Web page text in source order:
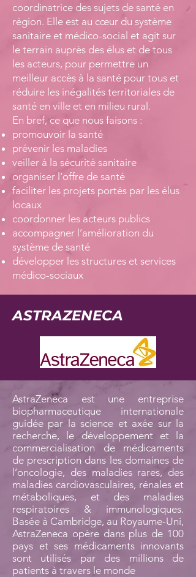
coordinatrice des sujets de santé en
région. Elle est au cœur du système
sanitaire et médico-social et agit sur
le terrain auprès des élus et de tous
les acteurs, pour permettre un
meilleur accès à la santé pour tous et
réduire les inégalités territoriales de
santé en ville et en milieu rural.
En bref, ce que nous faisons :
promouvoir la santé
prévenir les maladies
veiller à la sécurité sanitaire
organiser l’offre de santé
faciliter les projets portés par les élus
locaux
coordonner les acteurs publics
accompagner l’amélioration du
système de santé
développer les structures et services
médico-sociaux
ASTRAZENECA
AstraZeneca est une entreprise
biopharmaceutique internationale
guidée par la science et axée sur la
recherche, le développement et la
commercialisation de médicaments
de prescription dans les domaines de
l’oncologie, des maladies rares, des
maladies cardiovasculaires, rénales et
métaboliques, et des maladies
respiratoires & immunologiques.
Basée à Cambridge, au Royaume-Uni,
AstraZeneca opère dans plus de 100
pays et ses médicaments innovants
sont utilisés par des millions de
patients à travers le monde